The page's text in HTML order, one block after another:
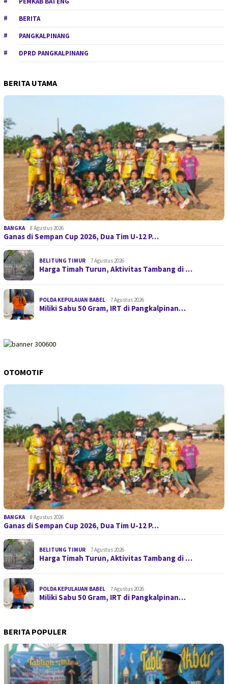
BERITA
PANGKALPINANG
DPRD PANGKALPINANG
BERITA UTAMA
BANGKA 8 Agustus 2026
Ganas di Sempan Cup 2026, Dua Tim U-12 P…
BELITUNG TIMUR 7 Agustus 2026
Harga Timah Turun, Aktivitas Tambang di …
POLDA KEPULAUAN BABEL 7 Agustus 2026
Miliki Sabu 50 Gram, IRT di Pangkalpinan…
OTOMOTIF
BANGKA 8 Agustus 2026
Ganas di Sempan Cup 2026, Dua Tim U-12 P…
BELITUNG TIMUR 7 Agustus 2026
Harga Timah Turun, Aktivitas Tambang di …
POLDA KEPULAUAN BABEL 7 Agustus 2026
Miliki Sabu 50 Gram, IRT di Pangkalpinan…
BERITA POPULER